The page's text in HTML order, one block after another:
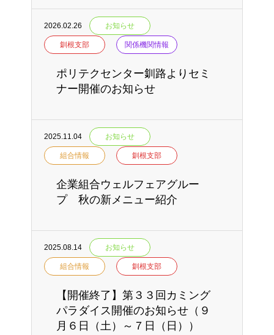
2026.02.26 お知らせ
釧根支部 関係機関情報
ポリテクセンター釧路よりセミ
ナー開催のお知らせ
2025.11.04 お知らせ
組合情報 釧根支部
企業組合ウェルフェアグルー
プ 秋の新メニュー紹介
2025.08.14 お知らせ
組合情報 釧根支部
【開催終了】第３３回カミング
パラダイス開催のお知らせ（９
月６日（土）～７日（日））